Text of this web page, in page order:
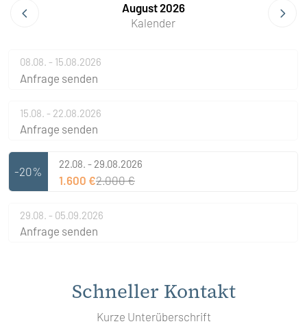
August 2026
Kalender
08.08. - 15.08.2026
Anfrage senden
15.08. - 22.08.2026
Anfrage senden
-20%
22.08. - 29.08.2026
1.600 €2.000 €
29.08. - 05.09.2026
Anfrage senden
Schneller Kontakt
Kurze Unterüberschrift